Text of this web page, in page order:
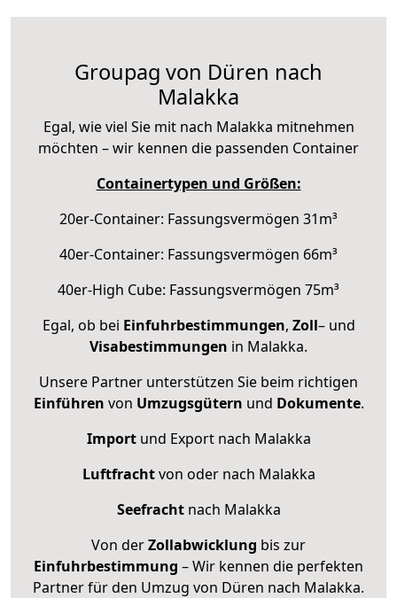
Groupag von Düren nach
Malakka
Egal, wie viel Sie mit nach Malakka mitnehmen
möchten – wir kennen die passenden Container
Containertypen und Größen:
20er-Container: Fassungsvermögen 31m³
40er-Container: Fassungsvermögen 66m³
40er-High Cube: Fassungsvermögen 75m³
Egal, ob bei Einfuhrbestimmungen, Zoll– und
Visabestimmungen in Malakka.
Unsere Partner unterstützen Sie beim richtigen
Einführen von Umzugsgütern und Dokumente.
Importund Export nach Malakka
Luftfrachtvon oder nach Malakka
Seefrachtnach Malakka
Von derZollabwicklung bis zur
Einfuhrbestimmung – Wir kennen die perfekten
Partner für den Umzug von Düren nach Malakka.